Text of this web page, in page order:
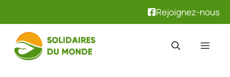
Rejoignez-nous
contenu